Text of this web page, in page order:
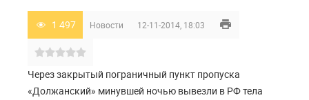
1 497 Новости 12-11-2014, 18:03
Через закрытый пограничный пункт пропуска
«Должанский» минувшей ночью вывезли в РФ тела